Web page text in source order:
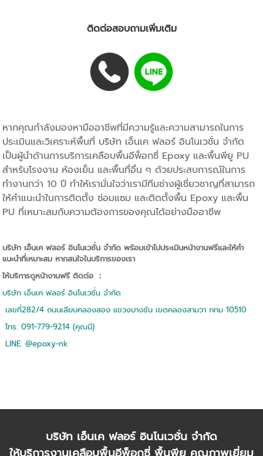
ติดต่อสอบถามเพิ่มเติม
หากคุณกำลังมองหามืออาชีพที่มีความรู้และความสามารถในการ
ประเมินและวิเคราะห์พื้นที่ บริษัท เอ็นเค ฟลอร์ อินโนเวชั่น จำกัด
เป็นผู้นำด้านการบริการเคลือบพื้นอีพ็อกซี่ Epoxy และพื้นพียู PU
สำหรับโรงงาน ห้องเย็น และพื้นที่อื่น ๆ ด้วยประสบการณ์ในการ
ทำงานกว่า 10 ปี ทำให้เรามั่นใจว่าเรามีทีมช่างผู้เชี่ยวชาญที่สามารถ
ให้คำแนะนำในการติดตั้ง ซ่อมแซม และติดตั้งพื้น Epoxy และพื้น
PU ที่เหมาะสมกับความต้องการของคุณได้อย่างมืออาชีพ
บริษัท เอ็นเค ฟลอร์ อินโนเวชั่น จำกัด พร้อมเข้าไปประเมินหน้างานฟรีและให้คำ
แนะนำที่เหมาะสม หากสนใจในบริการของเรา
ให้บริการดูหน้างานฟรี ติดต่อ ：
บริษัท เอ็นเค ฟลอร์ อินโนเวชั่น จำกัด
เลขที่282/4 ถนนเลียบคลองสอง แขวงบางชัน เขตคลองสามวา กทม 10510
โทร: 091-779-9214 (คุณนี)
LINE: @epoxy-nk
บริษัท เอ็นเค ฟลอร์ อินโนเวชั่น จำกัด